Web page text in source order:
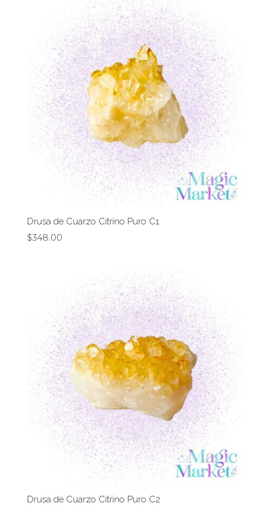
Drusa de Cuarzo Citrino Puro C1
$348.00
Drusa de Cuarzo Citrino Puro C2